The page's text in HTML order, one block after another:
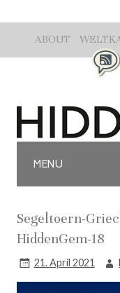
ABOUT
MENU
Segeltoern-
HiddenGem-18
21. April 2021